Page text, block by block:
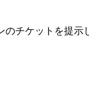
のチケットを提示